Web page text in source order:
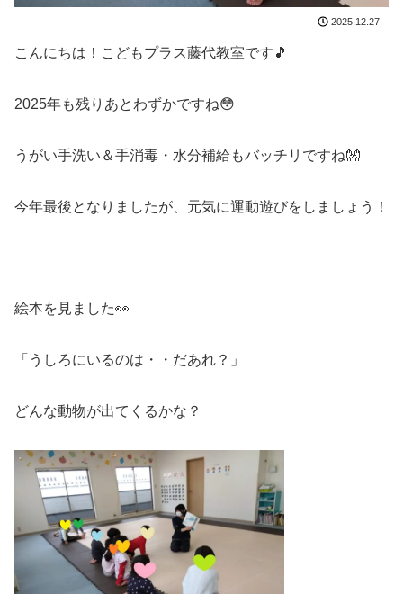
2025.12.27
こんにちは！こどもプラス藤代教室です🎵
2025年も残りあとわずかですね😳
うがい手洗い＆手消毒・水分補給もバッチリですね👐
今年最後となりましたが、元気に運動遊びをしましょう！
絵本を見ました👀
「うしろにいるのは・・だあれ？」
どんな動物が出てくるかな？